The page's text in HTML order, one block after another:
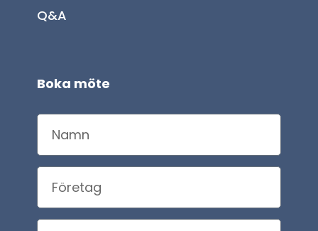
Q&A
Boka möte